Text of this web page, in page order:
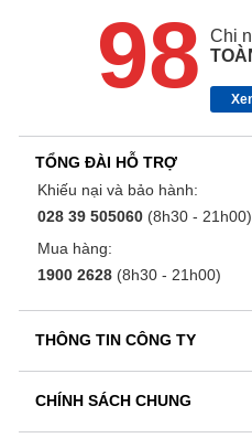
98
Chi
TỔNG ĐÀI HỖ TRỢ
Khiếu nại và bảo hành:
028 39 505060 (8h30 - 21h00)
Mua hàng:
1900 2628 (8h30 - 21h00)
THÔNG TIN CÔNG TY
CHÍNH SÁCH CHUNG